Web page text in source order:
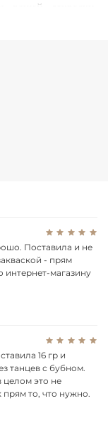
вашей закваски.
раз в день до
и текстуру хлеба.
в комплект
температуры
близкой к
потребуется
а для настройки
или ниже
мощность в
Поставила и не
- прям
интернет-магазину
16 гр и
танцев с бубном.
целом это не
прям то, что нужно.